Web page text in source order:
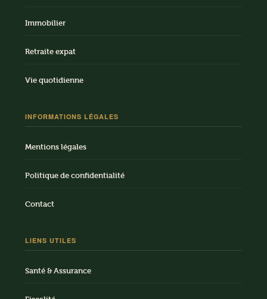
Immobilier
Retraite expat
Vie quotidienne
INFORMATIONS LÉGALES
Mentions légales
Politique de confidentialité
Contact
LIENS UTILES
Santé & Assurance